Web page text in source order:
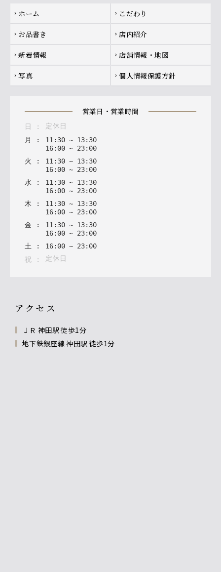
Footer navigation
chevron_right ホーム chevron_right こだわり
chevron_right お品書き chevron_right 店内紹介
chevron_right 新着情報 chevron_right 店舗情報・地図
chevron_right 写真 chevron_right 個人情報保護方針
営業日・営業時間
日 :
定休日
月
: 11 : 30 ~ 13: 30
16: 00 ~ 23: 00
火
: 11 : 30 ~ 13: 30
16: 00 ~ 23: 00
水 : 11 : 30 ~ 13: 30
16: 00 ~ 23: 00
木 : 11 : 30 ~ 13: 30
16: 00 ~ 23: 00
金 : 11: 30 ~ 13: 30
16: 00 ~ 23: 00
土 : 16: 00 ~ 23: 00
祝 : 定休日
アクセス
ＪＲ 神田駅 徒歩1分
地下鉄銀座線 神田駅 徒歩1分